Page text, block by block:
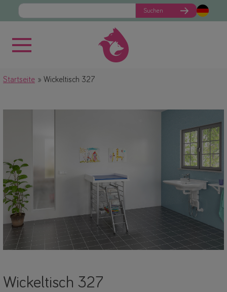
Suchen
Startseite Wickeltisch 327
Wickeltisch 327